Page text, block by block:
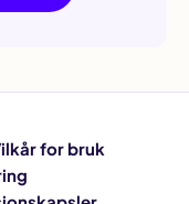
for bruk